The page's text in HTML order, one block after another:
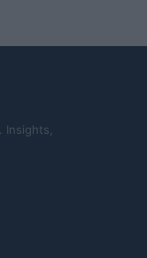
Insights,